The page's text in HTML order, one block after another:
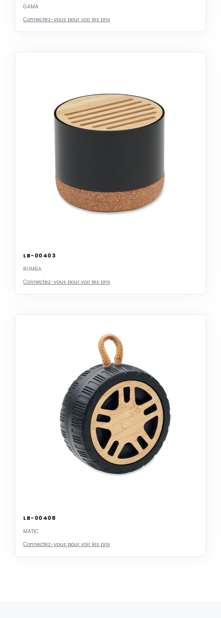
GAMA
Connectez-vous pour voir les prix
LB-00403
RUMBA
Connectez-vous pour voir les prix
LB-00408
MATIC
Connectez-vous pour voir les prix